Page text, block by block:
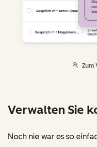
Zum
Verwalten Sie
Noch nie war es so